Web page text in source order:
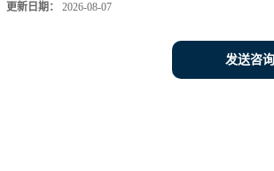
更新日期： 2026-08-07
发送咨